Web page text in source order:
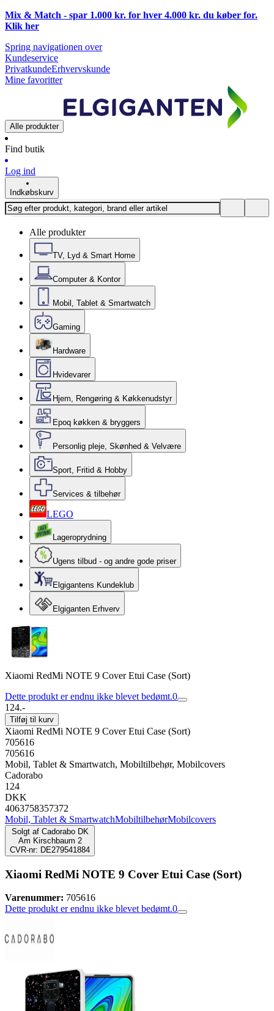
Mix & Match - spar 1.000 kr. for hver 4.000 kr. du køber for.
Klik her
Spring navigationen over
Kundeservice
PrivatkundeErhvervskunde
Mine favoritter
Alle produkter
Find butik
Log ind
Indkøbskurv
Alle produkter
TV, Lyd & Smart Home
Computer & Kontor
Mobil, Tablet & Smartwatch
Gaming
Hardware
Hvidevarer
Hjem, Rengøring & Køkkenudstyr
Epoq køkken & bryggers
Personlig pleje, Skønhed & Velvære
Sport, Fritid & Hobby
Services & tilbehør
LEGO
Lageroprydning
Ugens tilbud - og andre gode priser
Elgigantens Kundeklub
Elgiganten Erhverv
Xiaomi RedMi NOTE 9 Cover Etui Case (Sort)
Dette produkt er endnu ikke blevet bedømt.0
124.-
Tilføj til kurv
Xiaomi RedMi NOTE 9 Cover Etui Case (Sort)
705616
705616
Mobil, Tablet & Smartwatch, Mobiltilbehør, Mobilcovers
Cadorabo
124
DKK
4063758357372
Mobil, Tablet & SmartwatchMobiltilbehørMobilcovers
Solgt af Cadorabo DK
Am Kirschbaum 2
CVR-nr: DE279541884
Xiaomi RedMi NOTE 9 Cover Etui Case (Sort)
Varenummer: 705616
Dette produkt er endnu ikke blevet bedømt.0